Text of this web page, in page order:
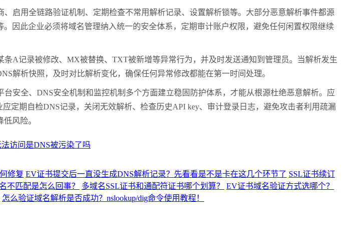
用全链路验证机制、定期检查不常用解析记录、设置解析锁等。大部分恶意解析事件都源
因此企业必须将域名管理纳入统一的安全体系，定期审计账户权限，避免任何闲置权限继续
记录被修改、MX被替换、TXT被新增等异常行为，并及时发送通知到管理员。当解析发生
解析快照，及时对比解析变化，确保任何异常修改都能在第一时间处理。
全、DNS安全机制和监控机制多个方面建立稳固防护体系，才能从根源杜绝恶意解析。应
定期自检DNS记录，关闭无效解析、检查历史API key、审计登录日志，避免攻击者利用疏漏
风险。
访问是DNS被污染了吗
修复 EV证书提交后一直没生成DNS解析记录？先看看是不是卡在这几个环节了 SSL证书续订
不匹配是怎么回事？ 多域名SSL证书和通配符证书哪个划算？
EV证书域名验证方式选哪个？
怎么验证域名解析是否成功？nslookup/dig命令使用教程！